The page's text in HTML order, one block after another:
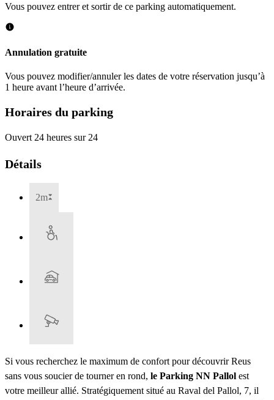
Vous pouvez entrer et sortir de ce parking automatiquement.
Annulation gratuite
Vous pouvez modifier/annuler les dates de votre réservation jusqu’à
1 heure avant l’heure d’arrivée.
Horaires du parking
Ouvert 24 heures sur 24
Détails
2m
Si vous recherchez le maximum de confort pour découvrir Reus
sans vous soucier de tourner en rond, le Parking NN Pallol est
votre meilleur allié. Stratégiquement situé au Raval del Pallol, 7, il